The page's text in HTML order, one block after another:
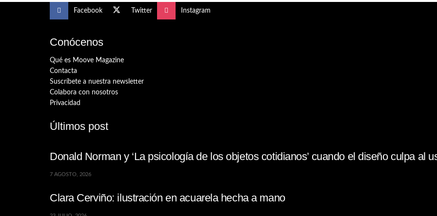
Facebook Twitter Instagram
Conócenos
Qué es Moove Magazine
Contacta
Suscríbete a nuestra newsletter
Colabora con nosotros
Privacidad
Últimos post
Donald Norman y ‘La psicología de los objetos cotidianos’ cuando el diseño culpa al
7 AGOSTO, 2026
Clara Cerviño: ilustración en acuarela hecha a mano